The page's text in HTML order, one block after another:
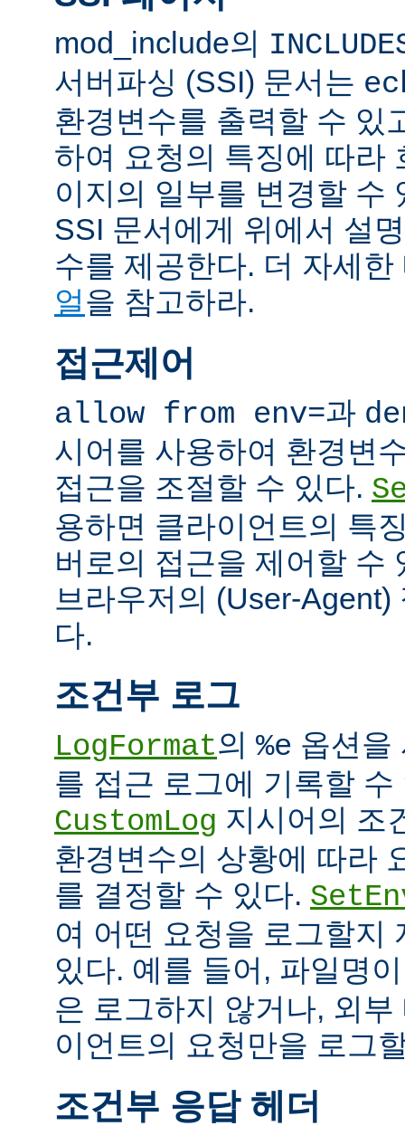
mod_include의
서버파싱 (SSI) 문서는
환경변수를 출력할 수 있
하여 요청의 특징에 따라
이지의 일부를 변경할 수
SSI 문서에게 위에서 설
수를 제공한다. 더 자세
얼을 참고하라.
접근제어
allow from env=과
시어를 사용하여 환경변
접근을 조절할 수 있다.
용하면 클라이언트의 특
버로의 접근을 제어할 수
브라우저의 (User-
다.
조건부 로그
LogFormat의 %e 옵션을
를 접근 로그에 기록할 수
CustomLog 지시어의 조
환경변수의 상황에 따라
를 결정할 수 있다.
여 어떤 요청을 로그할지
있다. 예를 들어, 파일명
은 로그하지 않거나, 외
이언트의 요청만을 로그
조건부 응답 헤더